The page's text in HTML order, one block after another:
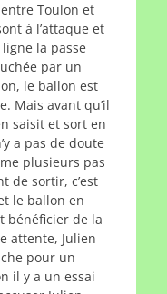
Toulon et
à l’attaque et
la passe
par un
le ballon est
Mais avant qu’il
saisit et sort en
a pas de doute
plusieurs pas
de sortir, c’est
le ballon en
bénéficier de la
attente, Julien
pour un
il y a un essai